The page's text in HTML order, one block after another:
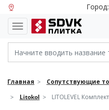
Город:
Главная Сопутствующие
Litokol
LITOLEVEL